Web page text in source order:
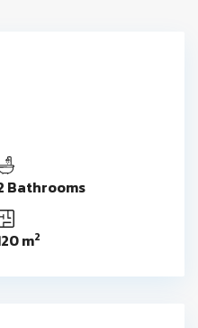
Bathrooms
m2